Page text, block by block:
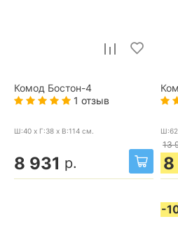
Комод Бостон-4
1 отзыв
Ш:40 x Г:38 x В:114 см.
8 931 р.
Ш:62
13
-